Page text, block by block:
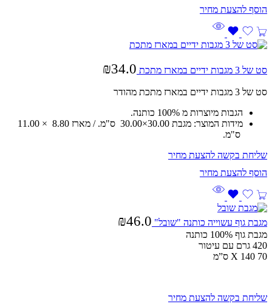
סט של 3 מגבות ידיים במארז מתכת ₪34.0
סט של 3 מגבות ידיים במארז מתכת מהודר
הגבות מיוצרות מ 100% כותנה.
ס"מ.
שליחת בקשה להצעת מחיר
מגבת גוף עשוייה כותנה "שובל" ₪46.0
מגבת גוף 100% כותנה
420 גרם עם עיטור
70 X 140 ס”מ
שליחת בקשה להצעת מחיר